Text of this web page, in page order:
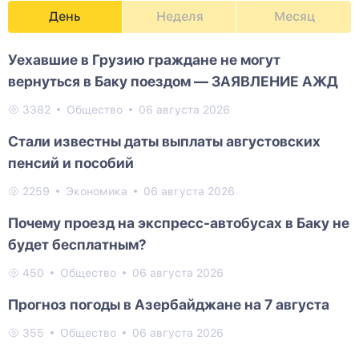
День Неделя Месяц
Уехавшие в Грузию граждане не могут
вернуться в Баку поездом — ЗАЯВЛЕНИЕ АЖД
3382 Общество 06 августа 2026
Стали известны даты выплаты августовских
пенсий и пособий
2259 Экономика 06 августа 2026
Почему проезд на экспресс-автобусах в Баку не
будет бесплатным?
450 Общество 06 августа 2026
Прогноз погоды в Азербайджане на 7 августа
355 Общество 06 августа 2026